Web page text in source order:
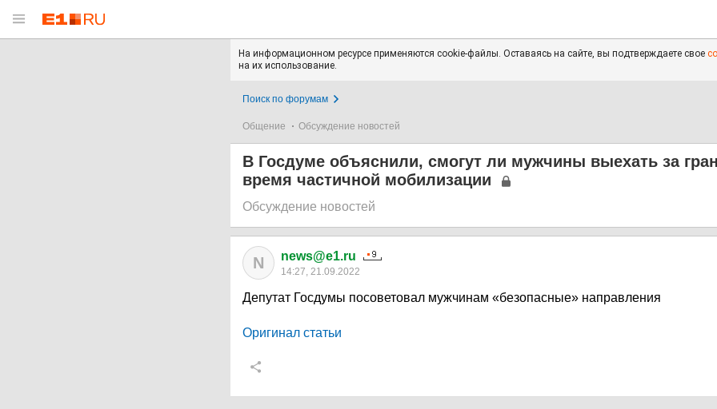
На информационном ресурсе применяются cookie-файлы. Оставаясь на сайте, вы подтверждаете свое
на их использование.
Поиск по форумам
Общение Обсуждение новостей
В Госдуме объяснили, смогут ли мужчины выехать за
время частичной мобилизации
Обсуждение новостей
N news@e1.ru
14:27, 21.09.2022
Депутат Госдумы посоветовал мужчинам «безопасные» направления
Оригинал статьи